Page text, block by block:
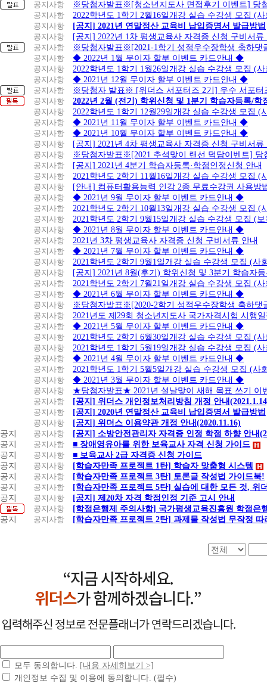
공지사항
※당첨자발표※[청소년지도사 면접후기 이벤트] 당
공지사항
2022학년도 1학기 2월16일개강 실습 수강생 모집 (
공지사항
[공지] 2021년 연말정산 교육비 납입증명서 발급방법
공지사항
[공지] 2022년 1차 평생교육사 자격증 신청 구비서류
공지사항
※당첨자발표※[2021-1학기 성적우수장학생 축하댓
공지사항
◆ 2022년 1월 무이자 할부 이벤트 카드안내 ◆
공지사항
2022학년도 1학기 1월26일개강 실습 수강생 모집 (
공지사항
◆ 2021년 12월 무이자 할부 이벤트 카드안내 ◆
공지사항
※당첨자 발표※ [위더스 서포터즈 2기] 우수 서포터
공지사항
2022년 2월 (전기) 학위신청 및 1분기 학습자등록/학
공지사항
2022학년도 1학기 12월29일개강 실습 수강생 모집 (
공지사항
◆ 2021년 11월 무이자 할부 이벤트 카드안내 ◆
공지사항
◆ 2021년 10월 무이자 할부 이벤트 카드안내 ◆
공지사항
[공지] 2021년 4차 평생교육사 자격증 신청 구비서류
공지사항
※당첨자발표※[2021 추석맞이 랜선 덕담이벤트] 당
공지사항
[공지] 2021년 4분기 학습자등록·학점인정신청 안내
공지사항
2021학년도 2학기 11월16일개강 실습 수강생 모집 (
공지사항
[안내] 컴퓨터활용능력 인강 2종 무료수강권 사용방
공지사항
◆ 2021년 9월 무이자 할부 이벤트 카드안내 ◆
공지사항
2021학년도 2학기 10월13일개강 실습 수강생 모집 (
공지사항
2021학년도 2학기 9월15일개강 실습 수강생 모집 (
공지사항
◆ 2021년 8월 무이자 할부 이벤트 카드안내 ◆
공지사항
2021년 3차 평생교육사 자격증 신청 구비서류 안내
공지사항
◆ 2021년 7월 무이자 할부 이벤트 카드안내 ◆
공지사항
2021학년도 2학기 9월1일개강 실습 수강생 모집 (사
공지사항
[공지] 2021년 8월(후기) 학위신청 및 3분기 학습자
공지사항
2021학년도 2학기 7월21일개강 실습 수강생 모집 (
공지사항
◆ 2021년 6월 무이자 할부 이벤트 카드안내 ◆
공지사항
※당첨자발표※[2020-2학기 성적우수장학생 축하댓
공지사항
2021년도 제29회 청소년지도사 국가자격시험 시행
공지사항
◆ 2021년 5월 무이자 할부 이벤트 카드안내 ◆
공지사항
2021학년도 2학기 6월30일개강 실습 수강생 모집 (
공지사항
2021학년도 1학기 5월19일개강 실습 수강생 모집 (
공지사항
◆ 2021년 4월 무이자 할부 이벤트 카드안내 ◆
공지사항
2021학년도 1학기 5월5일개강 실습 수강생 모집 (사
공지사항
◆ 2021년 3월 무이자 할부 이벤트 카드안내 ◆
공지사항
★당첨자발표★ 2021년 설날맞이 새해 목표 쓰기 이
공지사항
[공지] 위더스 개인정보처리방침 개정 안내
공지사항
[공지] 2020년 연말정산 교육비 납입증명서 발급방법
공지사항
[공지] 위더스 이용약관 개정 안내(2020.11.16)
공지
공지사항
[공지] 소방안전관리자 자격증 인정 학점 하향 안내
공지
공지사항
■ 장애영유아를 위한 보육교사 자격 신청 가이드
공지
공지사항
■ 보육교사 2급 자격증 신청 가이드
공지
공지사항
[학습자만족 프로젝트 1탄] 학습자 맞춤형 시스템
공지
공지사항
[학습자만족 프로젝트 3탄] 토론글 작성법 가이드북!
공지
공지사항
[학습자만족 프로젝트 5탄] 실습에 대한 모든 것, 위
공지
공지사항
[공지] 제20차 자격 학점인정 기준 고시 안내
공지사항
[학점은행제 주의사항] 국가평생교육진흥원 학점은
공지
공지사항 [학습자만족 프로젝트 2탄] 과제물 작성법 무작정 따
모두 동의합니다.
[내용 자세히보기 >]
개인정보 수집 및 이용에 동의합니다. (필수)